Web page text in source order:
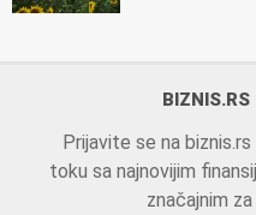
BIZNIS.RS
Prijavite se na
toku sa najnovijim
značajnim